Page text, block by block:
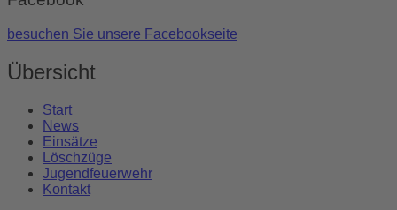
besuchen Sie unsere Facebookseite
Übersicht
Start
News
Einsätze
Löschzüge
Jugendfeuerwehr
Kontakt